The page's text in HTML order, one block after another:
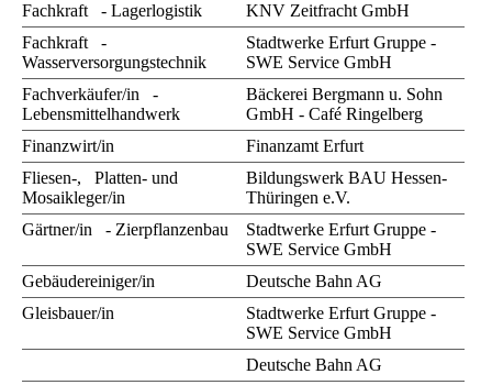
Fachkraft - Lagerlogistik
KNV Zeitfracht GmbH
Fachkraft -
Wasserversorgungstechnik
Stadtwerke Erfurt Gruppe -
SWE Service GmbH
Fachverkäufer/in -
Lebensmittelhandwerk
Bäckerei Bergmann u. Sohn
GmbH - Café Ringelberg
Finanzwirt/in
Finanzamt Erfurt
Fliesen-, Platten- und
Mosaikleger/in
Bildungswerk BAU Hessen-
Thüringen e.V.
Gärtner/in - Zierpflanzenbau
Stadtwerke Erfurt Gruppe -
SWE Service GmbH
Gebäudereiniger/in
Deutsche Bahn AG
Gleisbauer/in
Stadtwerke Erfurt Gruppe -
SWE Service GmbH
Deutsche Bahn AG